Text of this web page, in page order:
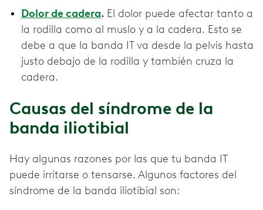
Dolor de cadera. El dolor puede afectar tanto a
la rodilla como al muslo y a la cadera. Esto se
debe a que la banda IT va desde la pelvis hasta
justo debajo de la rodilla y también cruza la
cadera.
Causas del síndrome de la
banda iliotibial
Hay algunas razones por las que tu banda IT
puede irritarse o tensarse. Algunos factores del
síndrome de la banda iliotibial son: